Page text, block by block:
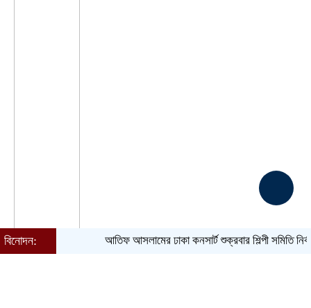
বিনোদন: আতিফ আসলামের ঢাকা কনসার্ট শুক্রবার শিল্পী সমিতি নির্বাচন